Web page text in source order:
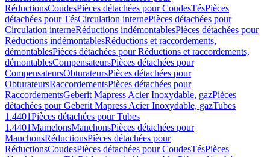
RéductionsCoudesPièces détachées pour CoudesTésPièces
détachées pour TésCirculation internePièces détachées pour
Circulation interneRéductions indémontablesPièces détachées pour
Réductions indémontablesRéductions et raccordements,
démontablesPièces détachées pour Réductions et raccordements,
démontablesCompensateursPièces détachées pour
CompensateursObturateursPièces détachées pour
ObturateursRaccordementsPièces détachées pour
RaccordementsGeberit Mapress Acier Inoxydable, gazPièces
détachées pour Geberit Mapress Acier Inoxydable, gazTubes
1.4401Pièces détachées pour Tubes
1.4401MamelonsManchonsPièces détachées pour
ManchonsRéductionsPièces détachées pour
RéductionsCoudesPièces détachées pour CoudesTésPièces